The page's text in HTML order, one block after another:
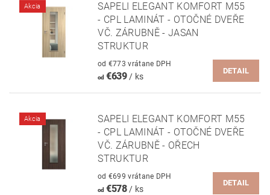
Akcia
SAPELI ELEGANT KOMFORT M55
- CPL LAMINÁT - OTOČNÉ DVEŘE
VČ. ZÁRUBNĚ - JASAN
STRUKTUR
od €773 vrátane DPH
od€639/ ks
DETAIL
Akcia
SAPELI ELEGANT KOMFORT M55
- CPL LAMINÁT - OTOČNÉ DVEŘE
VČ. ZÁRUBNĚ - OŘECH
STRUKTUR
od €699 vrátane DPH
od€578 / ks
DETAIL